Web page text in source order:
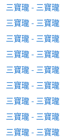
三寶瓏 - 三寶瓏
三寶瓏 - 三寶瓏
三寶瓏 - 三寶瓏
三寶瓏 - 三寶瓏
三寶瓏 - 三寶瓏
三寶瓏 - 三寶瓏
三寶瓏 - 三寶瓏
三寶瓏 - 三寶瓏
三寶瓏 - 三寶瓏